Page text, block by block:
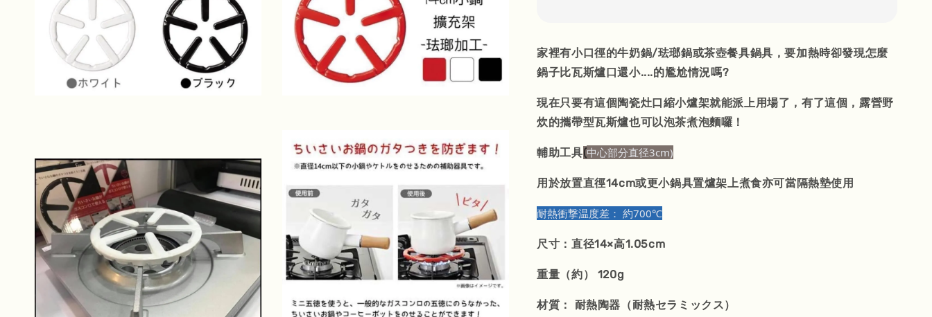
家裡有小口徑的牛奶鍋/珐瑯鍋或茶壺餐具鍋具，要加熱時卻發現怎麼
鍋子比瓦斯爐口還小....的尷尬情況嗎?
現在只要有這個陶瓷灶口縮小爐架就能派上用場了，有了這個，露營野
炊的攜帶型瓦斯爐也可以泡茶煮泡麵囉！
輔助工具(中心部分直径3cm)
用於放置直徑14cm或更小鍋具置爐架上煮食亦可當隔熱墊使用
耐熱衝撃温度差： 約700℃
尺寸：直径14×高1.05cm
重量（約） 120g
材質： 耐熱陶器（耐熱セラミックス）